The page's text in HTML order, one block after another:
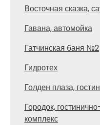
Восточная сказка,
Гавана, автомойка
Гатчинская баня №2
Гидротех
Голден плаза,
Городок,
комплекс